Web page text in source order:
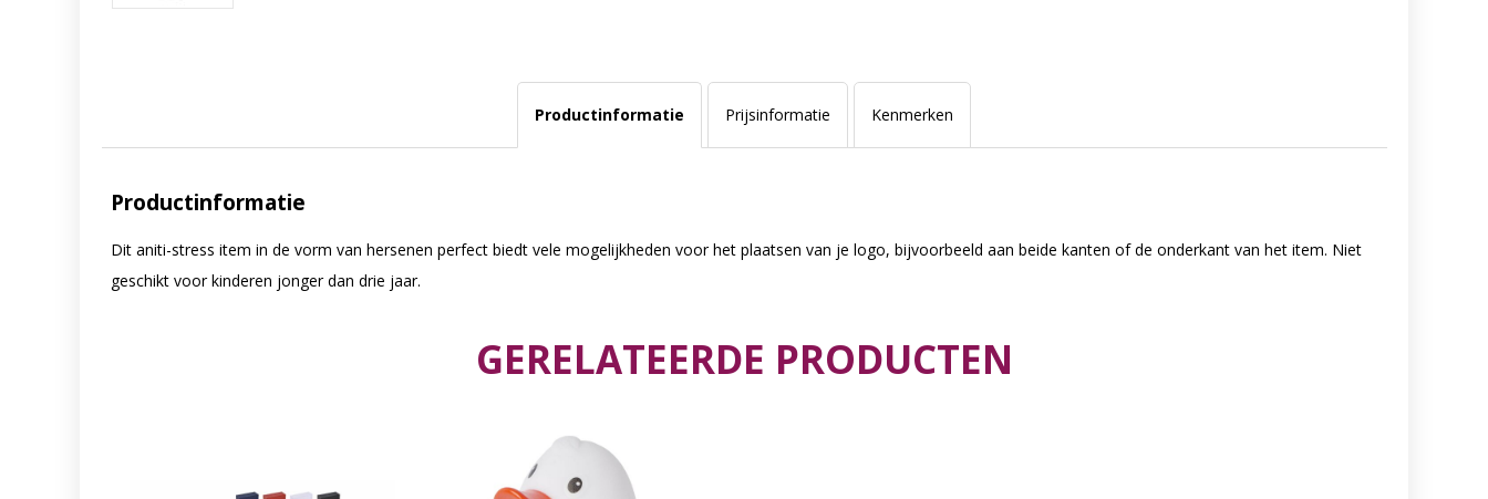
Productinformatie Prijsinformatie Kenmerken
Productinformatie
Dit aniti-stress item in de vorm van hersenen perfect biedt vele mogelijkheden voor het plaatsen van je logo, bijvoorbeeld aan beide kanten of de onderkant van het item. Niet
geschikt voor kinderen jonger dan drie jaar.
GERELATEERDE PRODUCTEN